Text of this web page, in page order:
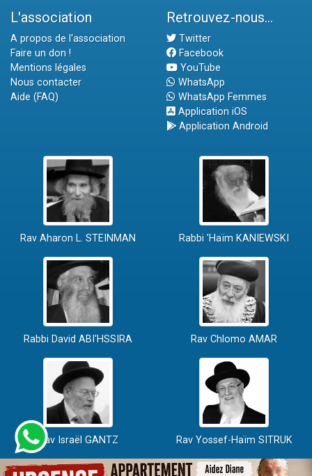
L'association
A propos de l'association
Faire un don !
Mentions légales
Nous contacter
Aide (FAQ)
Retrouvez-nous...
Twitter
Facebook
YouTube
WhatsApp
WhatsApp Femmes
Application iOS
Application Android
Rav Aharon L. STEINMAN Rabbi 'Haïm KANIEWSKI
Rabbi David ABI'HSSIRA Rav Chlomo AMAR
Rav Israël GANTZ Rav Yossef-Haïm SITRUK